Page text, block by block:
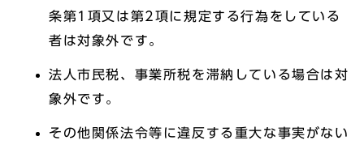
条第1項又は第2項に規定する行為をしている
者は対象外です。
法人市民税、事業所税を滞納している場合は対
象外です。
その他関係法令等に違反する重大な事実がない